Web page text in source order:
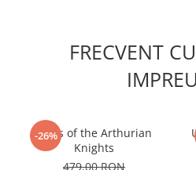
Accesorii TCG
Weis Schwarz
Flesh and Blood
FRECVENT
-26%
Tales of the Arthurian
Knights
479,00 RON